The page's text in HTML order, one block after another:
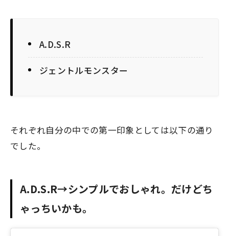
A.D.S.R
ジェントルモンスター
それぞれ自分の中での第一印象としては以下の通り
でした。
A.D.S.R→シンプルでおしゃれ。だけどち
ゃっちいかも。